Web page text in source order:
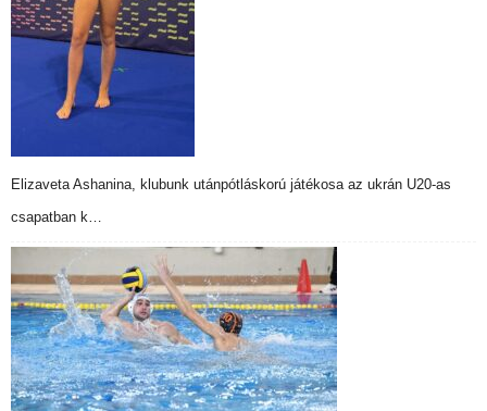
Elizaveta Ashanina, klubunk utánpótláskorú játékosa az ukrán U20-as
csapatban k…